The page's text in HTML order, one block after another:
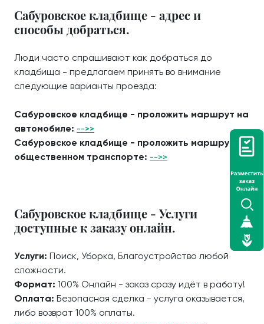
Сабуровское кладбище - адрес и
способы добраться.
Люди часто спрашивают как добраться до
кладбища - предлагаем принять во внимание
следующие варианты проезда:
Сабуровское кладбище - проложить маршрут на
автомобиле: -->>
Сабуровское кладбище - проложить маршрут на
общественном транспорте: -->>
Сабуровское кладбище - Услуги
доступные к заказу онлайн.
Услуги: Поиск, Уборка, Благоустройство любой
сложности.
Формат: 100% Онлайн - заказ сразу идёт в работу!
Оплата: Безопасная сделка - услуга оказывается,
либо возврат 100% оплаты.